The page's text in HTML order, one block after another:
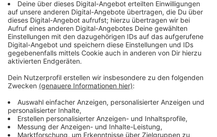
auseinandersetzen möchte, findet auf der Cannafair
Dünger, Substrate, Lampen, Growboxen sowie
Produkte für die Aufbewahrung und Verarbeitung von
Cannabis", versprechen die Veranstalter. Auch
Anbietern aus anderen Segmenten bietet die Messe
eine Chance, sich den Besuchern zu zeigen. Hier geht
es dann um beispielsweise Drehzubehör, sogenannte
Vaporizer, CBD, Kleidung oder Kosmetik. Auch
pharmazeutische Cannabisproduzenten sollen vor Ort
sein.
Anzeige